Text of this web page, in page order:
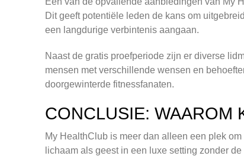
Dit geeft potentiële leden de kans om
een langdurige verbintenis aangaan.
Naast de gratis proefperiode zijn er diverse
mensen met verschillende wensen en
doorgewinterde fitnessfanaten.
CONCLUSIE: WAAROM
My HealthClub is meer dan alleen een plek
lichaam als geest in een luxe setting zonder